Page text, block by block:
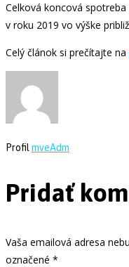
Celková koncová
v roku 2019 vo výške
Celý článok si prečítajte na
Profil mveAdm
Pridať
Vaša emailová adresa
označené *